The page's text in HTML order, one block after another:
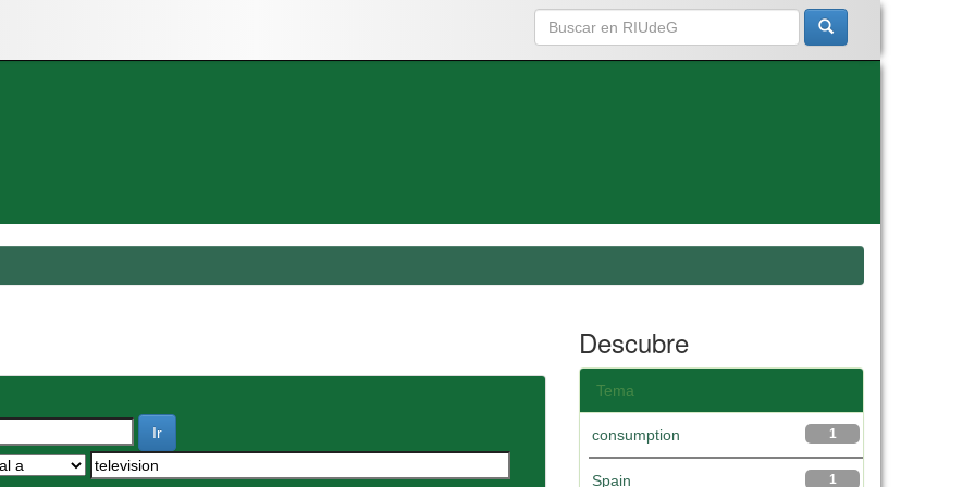
Descubre
Tema
1
consumption
1
Spain